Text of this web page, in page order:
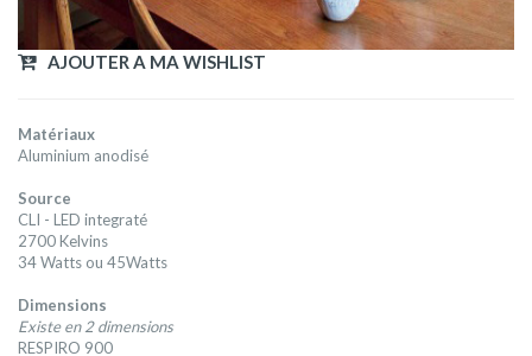
AJOUTER A MA WISHLIST
Matériaux
Aluminium anodisé
Source
CLI - LED integraté
2700 Kelvins
34 Watts ou 45Watts
Dimensions
Existe en 2 dimensions
RESPIRO 900